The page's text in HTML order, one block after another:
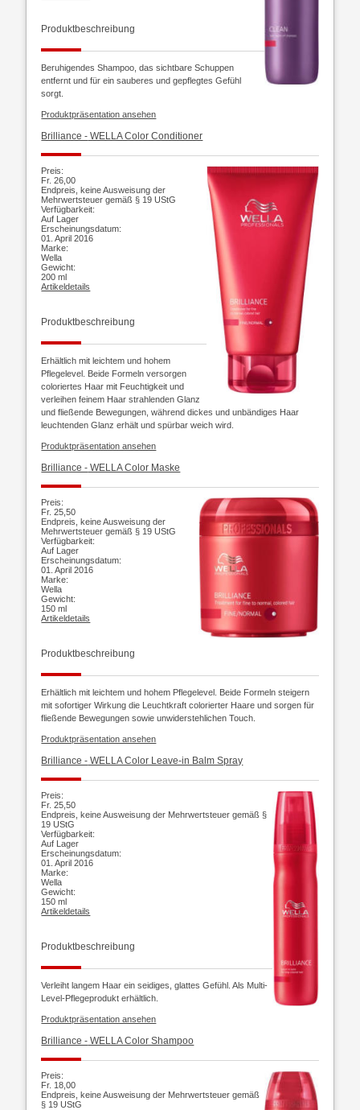
Produktbeschreibung
Beruhigendes Shampoo, das sichtbare Schuppen
entfernt und für ein sauberes und gepflegtes Gefühl
sorgt.
Produktpräsentation ansehen
Brilliance - WELLA Color Conditioner
Preis:
Fr. 26,00
Endpreis, keine Ausweisung der
Mehrwertsteuer gemäß § 19 UStG
Verfügbarkeit:
Auf Lager
Erscheinungsdatum:
01. April 2016
Marke:
Wella
Gewicht:
200 ml
Artikeldetails
Produktbeschreibung
Erhältlich mit leichtem und hohem
Pflegelevel. Beide Formeln versorgen
coloriertes Haar mit Feuchtigkeit und
verleihen feinem Haar strahlenden Glanz
und fließende Bewegungen, während dickes und unbändiges Haar
leuchtenden Glanz erhält und spürbar weich wird.
Produktpräsentation ansehen
Brilliance - WELLA Color Maske
Preis:
Fr. 25,50
Endpreis, keine Ausweisung der
Mehrwertsteuer gemäß § 19 UStG
Verfügbarkeit:
Auf Lager
Erscheinungsdatum:
01. April 2016
Marke:
Wella
Gewicht:
150 ml
Artikeldetails
Produktbeschreibung
Erhältlich mit leichtem und hohem Pflegelevel. Beide Formeln steigern
mit sofortiger Wirkung die Leuchtkraft colorierter Haare und sorgen für
fließende Bewegungen sowie unwiderstehlichen Touch.
Produktpräsentation ansehen
Brilliance - WELLA Color Leave-in Balm Spray
Preis:
Fr. 25,50
Endpreis, keine Ausweisung der Mehrwertsteuer gemäß §
19 UStG
Verfügbarkeit:
Auf Lager
Erscheinungsdatum:
01. April 2016
Marke:
Wella
Gewicht:
150 ml
Artikeldetails
Produktbeschreibung
Verleiht langem Haar ein seidiges, glattes Gefühl. Als Multi-
Level-Pflegeprodukt erhältlich.
Produktpräsentation ansehen
Brilliance - WELLA Color Shampoo
Preis:
Fr. 18,00
Endpreis, keine Ausweisung der Mehrwertsteuer gemäß
§ 19 UStG